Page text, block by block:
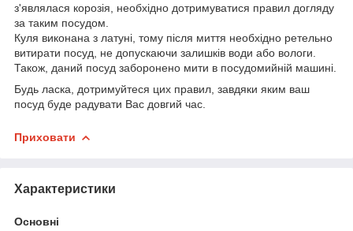
з'являлася корозія, необхідно дотримуватися правил догляду
за таким посудом.
Куля виконана з латуні, тому після миття необхідно ретельно
витирати посуд, не допускаючи залишків води або вологи.
Також, даний посуд заборонено мити в посудомийній машині.
Будь ласка, дотримуйтеся цих правил, завдяки яким ваш
посуд буде радувати Вас довгий час.
Приховати
Характеристики
Основні